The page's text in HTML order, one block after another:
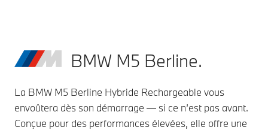
BMW M5 Berline.
La BMW M5 Berline Hybride Rechargeable vous
envoûtera dès son démarrage — si ce n’est pas avant.
Conçue pour des performances élevées, elle offre une